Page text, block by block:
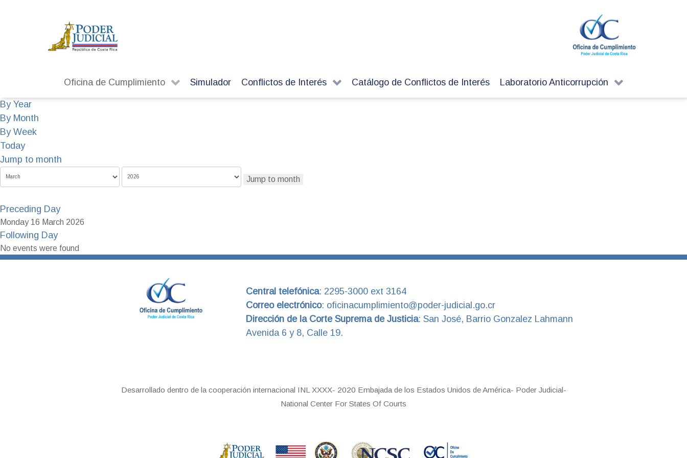
Oficina de Cumplimiento Simulador Conflictos de Interés Catálogo de Conflictos de Interés Laboratorio Anticorrupción
By Year
By Month
By Week
Today
Jump to month
Jump to month
Preceding Day
Monday 16 March 2026
Following Day
No events were found
Central telefónica: 2295-3000 ext 3164
Correo electrónico: oficinacumplimiento@poder-judicial.go.cr
Dirección de la Corte Suprema de Justicia: San José, Barrio Gonzalez Lahmann
Avenida 6 y 8, Calle 19.
Desarrollado dentro de la cooperación internacional INL XXXX- 2020 Embajada de los Estados Unidos de América- Poder Judicial-
National Center For States Of Courts